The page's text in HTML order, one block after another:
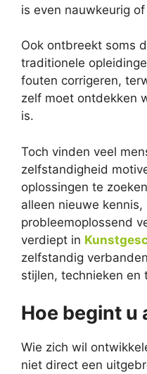
is even nauwkeurig
Ook ontbreekt soms
traditionele
fouten corrigeren,
zelf moet ontdekken
is.
Toch vinden veel
zelfstandigheid
oplossingen te
alleen nieuwe kennis,
probleemoplossend
verdiept in
zelfstandig
stijlen, technieken en
Hoe begint u
Wie zich wil
niet direct een